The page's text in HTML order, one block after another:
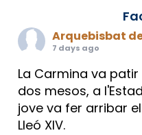
Arquebisbat
7 days ago
La Carmina va
dos mesos, a
jove va fer arribar
Lleó XIV.